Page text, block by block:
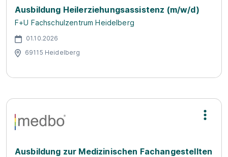
Ausbildung Heilerziehungsassistenz (m/w/d)
F+U Fachschulzentrum Heidelberg
01.10.2026
69115 Heidelberg
Ausbildung zur Medizinischen Fachangestellten